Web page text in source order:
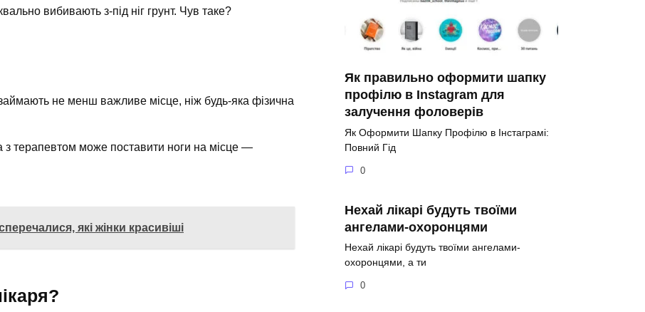
вибивають з-під ніг грунт. Чув таке?
займають не менш важливе місце, ніж будь-яка фізична
з терапевтом може поставити ноги на місце —
які жінки красивіші
Як правильно оформити шапку
профілю в Instagram для
залучення фоловерів
Як Оформити Шапку Профілю в Інстаграмі:
Повний Гід
0
Нехай лікарі будуть твоїми
ангелами-охоронцями
Нехай лікарі будуть твоїми ангелами-
охоронцями, а ти
0